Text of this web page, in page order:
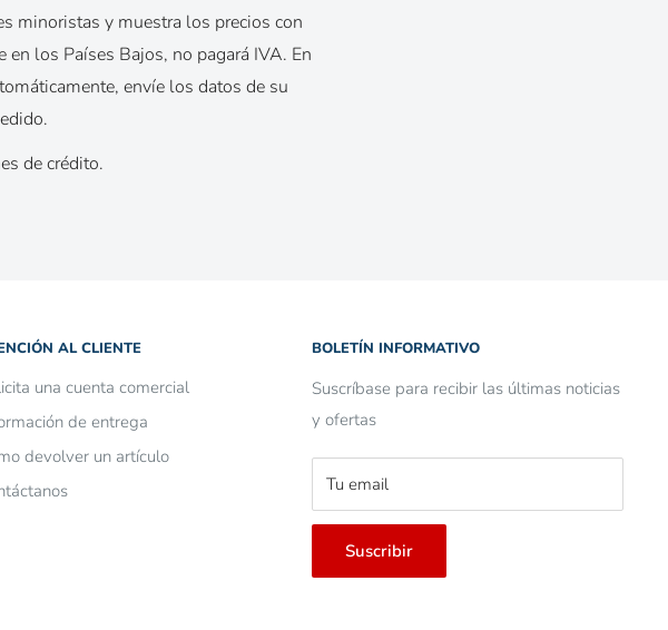
minoristas y muestra los precios con
los Países Bajos, no pagará IVA. En
envíe los datos de su
de crédito.
AL CLIENTE
una cuenta comercial
de entrega
devolver un artículo
BOLETÍN INFORMATIVO
Suscríbase para recibir las últimas noticias
y ofertas
Tu email
Suscribir